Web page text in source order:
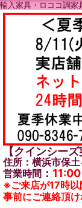
輸入家具・ロココ調
【クインシーズ
住所：横浜市保
営業時間 ：
※ご来店が17時
事前にご連絡頂け